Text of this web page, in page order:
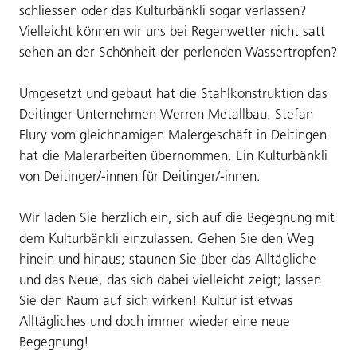
schliessen oder das Kulturbänkli sogar verlassen?
Vielleicht können wir uns bei Regenwetter nicht satt
sehen an der Schönheit der perlenden Wassertropfen?
Umgesetzt und gebaut hat die Stahlkonstruktion das
Deitinger Unternehmen Werren Metallbau. Stefan
Flury vom gleichnamigen Malergeschäft in Deitingen
hat die Malerarbeiten übernommen. Ein Kulturbänkli
von Deitinger/-innen für Deitinger/-innen.
Wir laden Sie herzlich ein, sich auf die Begegnung mit
dem Kulturbänkli einzulassen. Gehen Sie den Weg
hinein und hinaus; staunen Sie über das Alltägliche
und das Neue, das sich dabei vielleicht zeigt; lassen
Sie den Raum auf sich wirken! Kultur ist etwas
Alltägliches und doch immer wieder eine neue
Begegnung!